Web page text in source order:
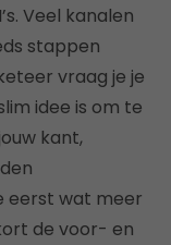
Veel kanalen
stappen
vraag je je
idee is om te
kant,
eerst wat meer
de voor- en